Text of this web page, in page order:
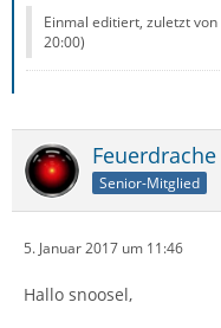
Einmal editiert, zuletzt von
20:00)
Feuerdrache
Senior-Mitglied
5. Januar 2017 um 11:46
Hallo snoosel,